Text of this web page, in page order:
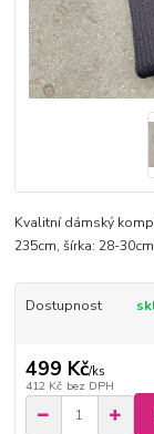
Kvalitní dámský
235cm, šírka: 28-
Dostupnost
499 Kč/ks
412 Kč bez DPH